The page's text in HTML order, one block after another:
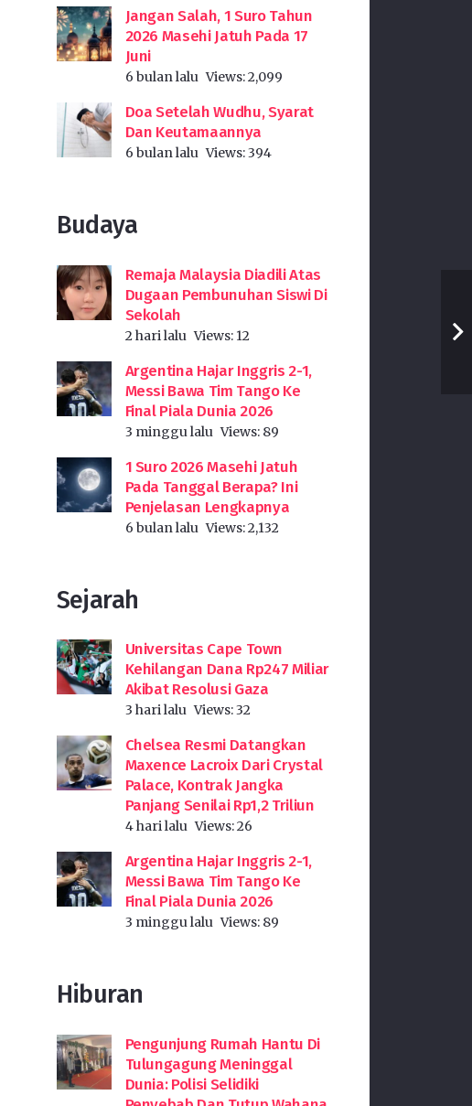
Jangan Salah, 1 Suro Tahun
2026 Masehi Jatuh Pada 17
Juni
6 bulan lalu Views:2,099
Doa Setelah Wudhu, Syarat
Dan Keutamaannya
6 bulan lalu Views:394
Budaya
Remaja Malaysia Diadili Atas
Dugaan Pembunuhan Siswi Di
Sekolah
2 hari lalu Views: 12
Argentina Hajar Inggris 2-1,
Messi Bawa Tim Tango Ke
Final Piala Dunia 2026
3 minggu lalu Views: 89
1 Suro 2026 Masehi Jatuh
Pada Tanggal Berapa? Ini
Penjelasan Lengkapnya
6 bulan lalu Views:2,132
Sejarah
Universitas Cape Town
Kehilangan Dana Rp247 Miliar
Akibat Resolusi Gaza
3 hari lalu Views:32
Chelsea Resmi Datangkan
Maxence Lacroix Dari Crystal
Palace, Kontrak Jangka
Panjang Senilai Rp1,2 Triliun
4 hari lalu Views:26
Argentina Hajar Inggris 2-1,
Messi Bawa Tim Tango Ke
Final Piala Dunia 2026
3 minggu lalu Views: 89
Hiburan
Pengunjung Rumah Hantu Di
Tulungagung Meninggal
Dunia: Polisi Selidiki